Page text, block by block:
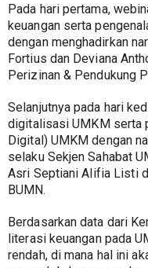
Pada hari pertama,
keuangan serta
dengan menghadirkan
Fortius dan Deviana
Perizinan & Pendukung
Selanjutnya pada hari
digitalisasi UMKM serta
Digital) UMKM dengan
selaku Sekjen Sahabat
Asri Septiani Alifia Listi
BUMN.
Berdasarkan data dari
literasi keuangan pada
rendah, di mana hal ini